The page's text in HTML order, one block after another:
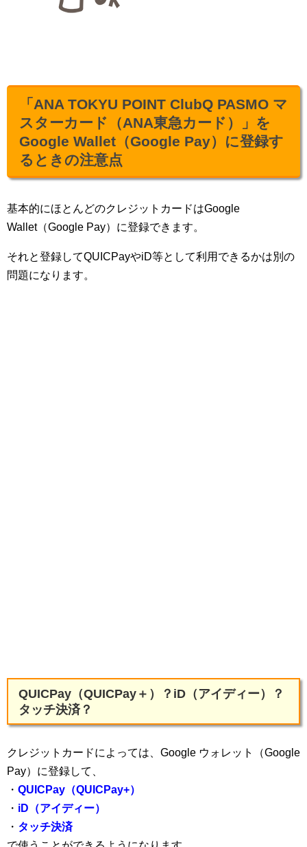
「ANA TOKYU POINT ClubQ PASMO マ
スターカード（ANA東急カード）」を
Google Wallet（Google Pay）に登録す
るときの注意点
基本的にほとんどのクレジットカードはGoogle
Wallet（Google Pay）に登録できます。
それと登録してQUICPayやiD等として利用できるかは別の
問題になります。
QUICPay（QUICPay＋）？iD（アイディー）？
タッチ決済？
クレジットカードによっては、Google ウォレット（Google
Pay）に登録して、
・ QUICPay（QUICPay+）
・ iD（アイディー）
・ タッチ決済